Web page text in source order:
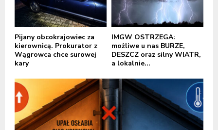
Pijany obcokrajowiec za
kierownicą. Prokurator z
Wągrowca chce surowej
kary
IMGW OSTRZEGA:
możliwe u nas BURZE,
DESZCZ oraz silny WIATR,
a lokalnie...